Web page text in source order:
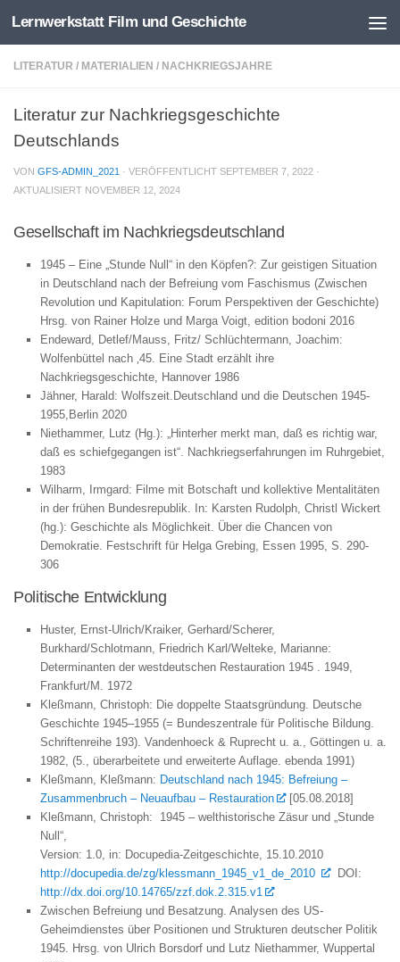
Zum Inhalt springen
Lernwerkstatt Film und Geschichte
LITERATUR / MATERIALIEN / NACHKRIEGSJAHRE
Literatur zur Nachkriegsgeschichte
Deutschlands
VON GFS-ADMIN_2021 · VERÖFFENTLICHT SEPTEMBER 7, 2022 ·
AKTUALISIERT NOVEMBER 12, 2024
Gesellschaft im Nachkriegsdeutschland
1945 – Eine „Stunde Null“ in den Köpfen?: Zur geistigen Situation
in Deutschland nach der Befreiung vom Faschismus (Zwischen
Revolution und Kapitulation: Forum Perspektiven der Geschichte)
Hrsg. von Rainer Holze und Marga Voigt, edition bodoni 2016
Endeward, Detlef/Mauss, Fritz/ Schlüchtermann, Joachim:
Wolfenbüttel nach ‚45. Eine Stadt erzählt ihre
Nachkriegsgeschichte, Hannover 1986
Jähner, Harald: Wolfszeit.Deutschland und die Deutschen 1945-
1955,Berlin 2020
Niethammer, Lutz (Hg.): „Hinterher merkt man, daß es richtig war,
daß es schiefgegangen ist“. Nachkriegserfahrungen im Ruhrgebiet,
1983
Wilharm, Irmgard: Filme mit Botschaft und kollektive Mentalitäten
in der frühen Bundesrepublik. In: Karsten Rudolph, Christl Wickert
(hg.): Geschichte als Möglichkeit. Über die Chancen von
Demokratie. Festschrift für Helga Grebing, Essen 1995, S. 290-
306
Politische Entwicklung
Huster, Ernst-Ulrich/Kraiker, Gerhard/Scherer,
Burkhard/Schlotmann, Friedrich Karl/Welteke, Marianne:
Determinanten der westdeutschen Restauration 1945 . 1949,
Frankfurt/M. 1972
Kleßmann, Christoph: Die doppelte Staatsgründung. Deutsche
Geschichte 1945–1955 (= Bundeszentrale für Politische Bildung.
Schriftenreihe 193). Vandenhoeck & Ruprecht u. a., Göttingen u. a.
1982, (5., überarbeitete und erweiterte Auflage. ebenda 1991)
Kleßmann, Kleßmann: Deutschland nach 1945: Befreiung –
Zusammenbruch – Neuaufbau – Restauration
[05.08.2018]
Kleßmann, Christoph:
1945 – welthistorische Zäsur und „Stunde
Null“,
Version: 1.0 , in: Docupedia-Zeitgeschichte, 15.10.2010
http://docupedia.de/zg/klessmann_1945_v1_de_2010
DOI:
http://dx.doi.org/10.14765/zzf.dok.2.315.v1
Zwischen Befreiung und Besatzung. Analysen des US-
Geheimdienstes über Positionen und Strukturen deutscher Politik
1945. Hrsg. von Ulrich Borsdorf und Lutz Niethammer, Wuppertal